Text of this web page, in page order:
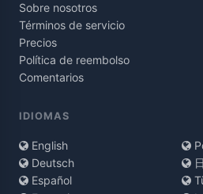
Sobre nosotros
Términos de servicio
Precios
Política de reembolso
Comentarios
IDIOMAS
English
Deutsch
Español